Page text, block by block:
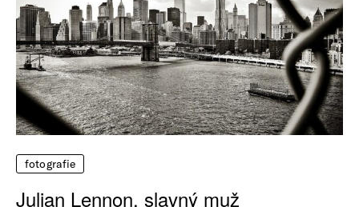
fotografie
Julian Lennon, slavný muž